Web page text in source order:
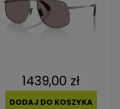
1439,00 zł
DODAJ DO KOSZYKA